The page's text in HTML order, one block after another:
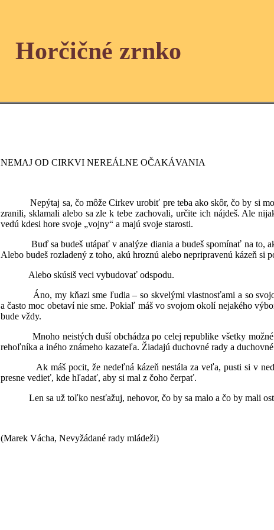
Horčičné zrnko
NEMAJ OD CIRKVI NEREÁLNE OČAKÁVANIA
Nepýtaj sa, čo môže Cirkev urobiť pre teba ako skôr, čo by si
zranili, sklamali alebo sa zle k tebe zachovali, určite ich nájdeš. Ale
vedú kdesi hore svoje „vojny“ a majú svoje starosti.
Buď sa budeš utápať v analýze diania a budeš spomínať na to,
Alebo budeš rozladený z toho, akú hroznú alebo nepripravenú kázeň si
Alebo skúsiš veci vybudovať odspodu.
Áno, my kňazi sme ľudia – so skvelými vlastnosťami a so
a často moc obetaví nie sme. Pokiaľ máš vo svojom okolí nejakého
bude vždy.
Mnoho neistých duší obchádza po celej republike všetky možné i
rehoľníka a iného známeho kazateľa. Žiadajú duchovné rady a
Ak máš pocit, že nedeľná kázeň nestála za veľa, pusti si v
presne vedieť, kde hľadať, aby si mal z čoho čerpať.
Len sa už toľko nesťažuj, nehovor, čo by sa malo a čo by mali
(Marek Vácha, Nevyžádané rady mládeži)